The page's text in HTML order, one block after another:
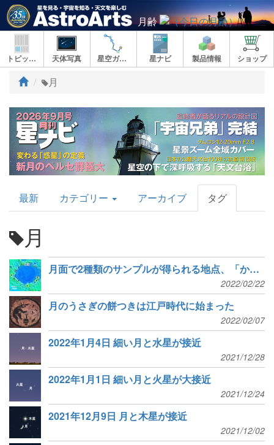
月齢
トピックス 天体写真 星空ガイド 星ナビ 製品情報 ショップ
ト
プ
月
AstroArts
Topics
最新 カテゴリー アーカイブ タグ
月
月面で2種類のサンプルが得られる地点、「かぐや」データ解析から判明
2022/02/22
月のうさぎの餅つきは江戸時代に始まった
2022/02/07
2022年1月4日 細い月と水星が接近
2021/12/28
2022年1月1日 細い月と火星が大接近
2021/12/24
2021年12月9日 月と木星が接近
2021/12/02